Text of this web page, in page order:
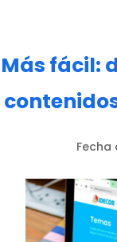
Más fácil:
Fecha